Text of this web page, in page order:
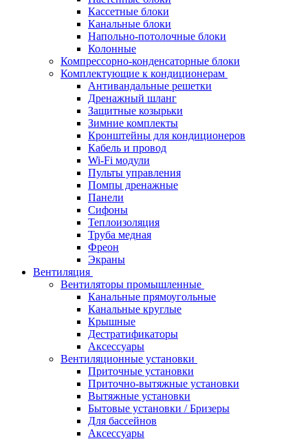
Кассетные блоки
Канальные блоки
Напольно-потолочные блоки
Колонные
Компрессорно-конденсаторные блоки
Комплектующие к кондиционерам
Антивандальные решетки
Дренажный шланг
Защитные козырьки
Зимние комплекты
Кронштейны для кондиционеров
Кабель и провод
Wi-Fi модули
Пульты управления
Помпы дренажные
Панели
Сифоны
Теплоизоляция
Труба медная
Фреон
Экраны
Вентиляция
Вентиляторы промышленные
Канальные прямоугольные
Канальные круглые
Крышные
Дестратификаторы
Аксессуары
Вентиляционные установки
Приточные установки
Приточно-вытяжные установки
Вытяжные установки
Бытовые установки / Бризеры
Для бассейнов
Аксессуары